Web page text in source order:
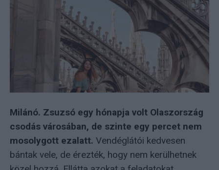
Milánó. Zsuzsó egy hónapja volt Olaszország
csodás városában, de szinte egy percet nem
mosolygott ezalatt. Vendéglátói kedvesen
bántak vele, de érezték, hogy nem kerülhetnek